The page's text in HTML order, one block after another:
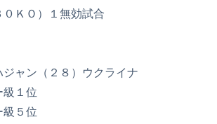
０ＫＯ）１無効試合
ジャン（２８）ウクライナ
級１位
級５位